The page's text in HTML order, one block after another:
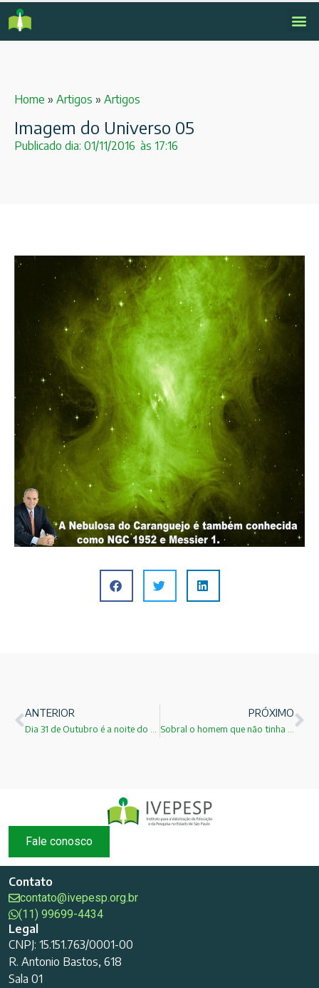
Home » Artigos » Artigos
Imagem do Universo 05
Publicado dia: 01/11/2016 às 17:16
ANTERIOR
Dia 31 de Outubro é a noite do Halloween – Dia das Bruxas
PRÓXIMO
Sobral o homem que não tinha preço!
Fale conosco
Contato
contato@ivepesp.org.br
(11) 99699-4434
Legal
CNPJ: 15.151.763/0001-00
R. Antonio Bastos, 618
Sala 01